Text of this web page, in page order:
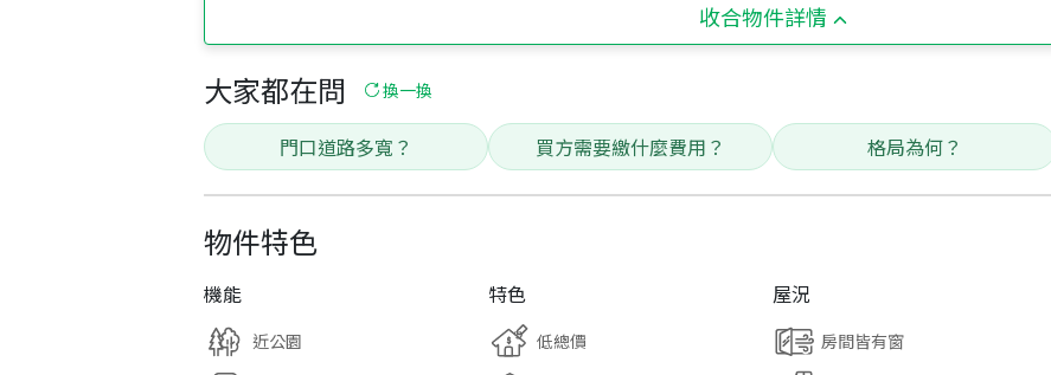
收合物件詳情
大家都在問 換一換
門口道路多寬？ 買方需要繳什麼費用？ 格局為何？
物件特色
機能
近公園
特色
低總價
屋況
房間皆有窗